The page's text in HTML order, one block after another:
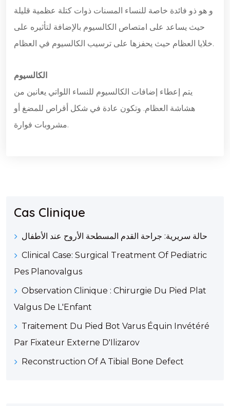
و هو ذو فائدة خاصة للنساء المسنات ذوات كتلة عظمية قليلة
حيث يساعد على امتصاص الكالسيوم بالإضافة لتأثيره على
خلايا العظام حيث يحفزها على ترسيب الكالسيوم في العظام.
الكالسيوم
يتم إعطاء إضافات الكالسيوم للنساء اللواتي يعانين من
هشاشة العظام. وتكون عادة في شكل أقراص للمضغ أو
مشروبات فوارة.
Cas Clinique
حالة سريرية: جراحة القدم المسطحة الأروح عند الأطفال
Clinical Case: Surgical Treatment Of Pediatric
Pes Planovalgus
Observation Clinique : Chirurgie Du Pied Plat
Valgus De L'Enfant
Traitement Du Pied Bot Varus Équin Invétéré
Par Fixateur Externe D'Ilizarov
Reconstruction Of A Tibial Bone Defect